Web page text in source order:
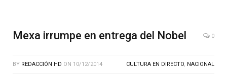
Mexa irrumpe en entrega del Nobel 0
BY REDACCIÓN HD ON 10/12/2014 CULTURA EN DIRECTO, NACIONAL